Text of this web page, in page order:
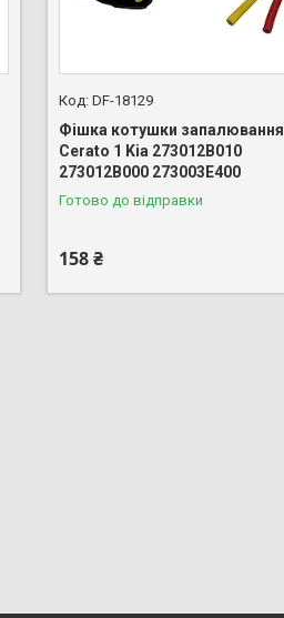
DF-18129
Фішка котушки запалювання
Cerato 1 Kia 273012B010
273012B000 273003E400
Готово до відправки
158 ₴